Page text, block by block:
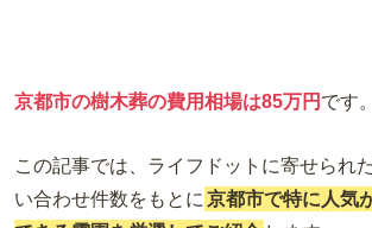
京都市の樹木葬の費用相場は85万円 です。
この記事では、 ライフドットに寄せられ
い合わせ件数をもとに 京都市で特に人気